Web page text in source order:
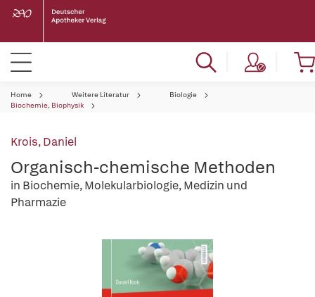
Home Weitere Literatur
Biologie
Biochemie, Biophysik
Krois, Daniel
Organisch-chemische Methoden
in Biochemie, Molekularbiologie, Medizin und
Pharmazie